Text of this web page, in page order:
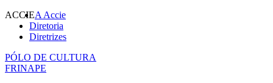
ACCIEA Accie
Diretoria
Diretrizes
PÓLO DE CULTURA
FRINAPE